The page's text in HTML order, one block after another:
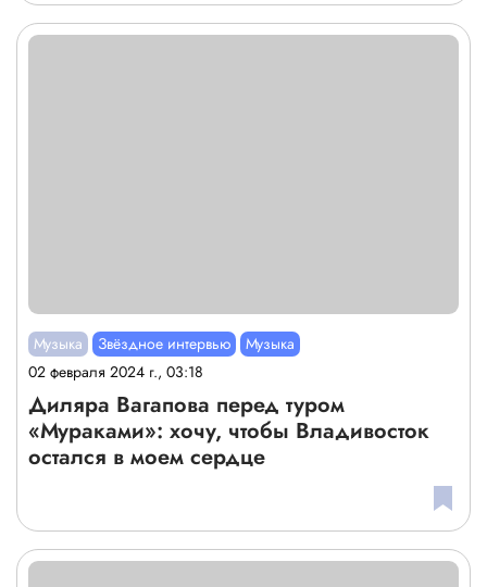
Музыка Звёздное интервью
Музыка
02 февраля 2024 г., 03:18
Диляра Вагапова перед туром
«Мураками»: хочу, чтобы Владивосток
остался в моем сердце